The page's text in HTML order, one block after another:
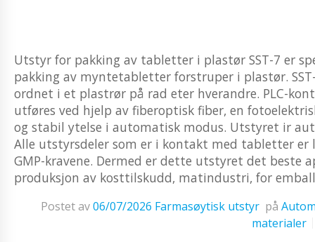
Utstyr for pakking av tabletter i plastør SST-7 er
pakking av myntetabletter forstruper i plastør.
ordnet i et plastrør på rad eter hverandre. PLC-
utføres ved hjelp av fiberoptisk fiber, en
og stabil ytelse i automatisk modus. Utstyret ir
Alle utstyrsdeler som er i kontakt med tabletter
GMP-kravene. Dermed er dette utstyret det
produksjon av kosttilskudd, matindustri, for
Postet av06/07/2026 Farmasøytisk utstyr på
materialer